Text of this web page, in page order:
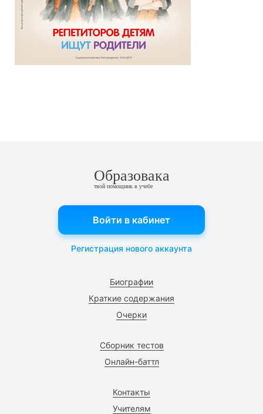
Образовака
твой помощник в учебе
Биографии
Краткие содержания
Очерки
Сборник тестов
Онлайн-баттл
Контакты
Учителям
Войти в кабинет
Регистрация нового аккаунта